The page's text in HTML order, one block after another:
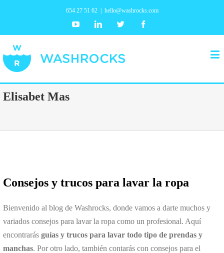
654 27 51 62 hello@washrocks.com
YoutubeLinkedin Twitter
Elisabet Mas
Consejos y trucos para lavar la ropa
Bienvenido al blog de Washrocks, donde vamos a darte muchos y
variados consejos para lavar la ropa como un profesional. Aquí
encontrarás guías y trucos para lavar todo tipo de prendas y
manchas. Por otro lado, también contarás con consejos para el